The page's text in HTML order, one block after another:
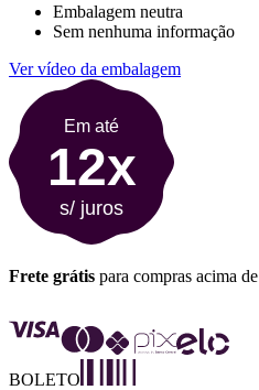
Embalagem neutra
Sem nenhuma informação
Ver vídeo da embalagem
Em até
12x
s/ juros
Frete grátis para compras acima de
BOLETO